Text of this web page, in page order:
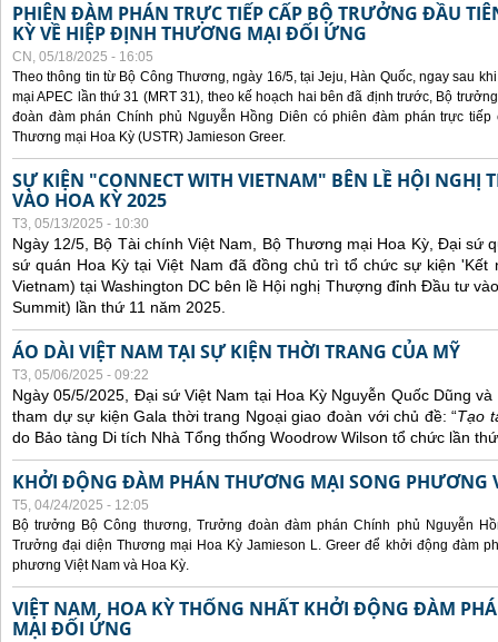
PHIÊN ĐÀM PHÁN TRỰC TIẾP CẤP BỘ TRƯỞNG ĐẦU
KỲ VỀ HIỆP ĐỊNH THƯƠNG MẠI ĐỐI ỨNG
CN, 05/18/2025 - 16:05
Theo thông tin từ Bộ Công Thương, ngày 16/5, tại Jeju, Hàn Quốc, ngay sau
mại APEC lần thứ 31 (MRT 31), theo kế hoạch hai bên đã định trước, Bộ
đoàn đàm phán Chính phủ Nguyễn Hồng Diên có phiên đàm phán trực
Thương mại Hoa Kỳ (USTR) Jamieson Greer.
SỰ KIỆN "CONNECT WITH VIETNAM" BÊN LỀ HỘI
VÀO HOA KỲ 2025
T3, 05/13/2025 - 10:30
Ngày 12/5, Bộ Tài chính Việt Nam, Bộ Thương mại Hoa Kỳ, Đại sứ
sứ quán Hoa Kỳ tại Việt Nam đã đồng chủ trì tổ chức sự kiện 'Kết
Vietnam) tại Washington DC bên lề Hội nghị Thượng đỉnh Đầu tư
Summit) lần thứ 11 năm 2025.
ÁO DÀI VIỆT NAM TẠI SỰ KIỆN THỜI TRANG CỦA MỸ
T3, 05/06/2025 - 09:22
Ngày 05/5/2025, Đại sứ Việt Nam tại Hoa Kỳ Nguyễn Quốc Dũng
tham dự sự kiện Gala thời trang Ngoại giao đoàn với chủ đề: “Tạo
do Bảo tàng Di tích Nhà Tổng thống Woodrow Wilson tổ chức lần
KHỞI ĐỘNG ĐÀM PHÁN THƯƠNG MẠI SONG PHƯƠNG
T5, 04/24/2025 - 12:05
Bộ trưởng Bộ Công thương, Trưởng đoàn đàm phán Chính phủ Nguyễn
Trưởng đại diện Thương mại Hoa Kỳ Jamieson L. Greer để khởi động đàm
phương Việt Nam và Hoa Kỳ.
VIỆT NAM, HOA KỲ THỐNG NHẤT KHỞI ĐỘNG ĐÀM
MẠI ĐỐI ỨNG